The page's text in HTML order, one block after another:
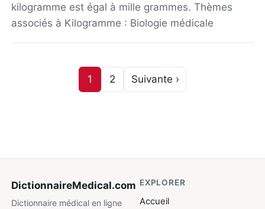
kilogramme est égal à mille grammes. Thèmes
associés à Kilogramme : Biologie médicale
1 2 Suivante ›
DictionnaireMedical.com
Dictionnaire médical en ligne
EXPLORER
Accueil